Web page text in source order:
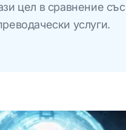
цел в сравнение със
услуги.